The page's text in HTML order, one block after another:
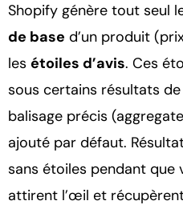
Shopify génère tout seul
de base d’un produit
les étoiles d’avis. Ces
sous certains résultats
balisage précis
ajouté par défaut.
sans étoiles pendant que
attirent l’œil et